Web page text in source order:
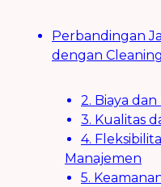
Perbandingan
dengan
2. Biaya dan
3. Kualitas
4.
Manajemen
5.